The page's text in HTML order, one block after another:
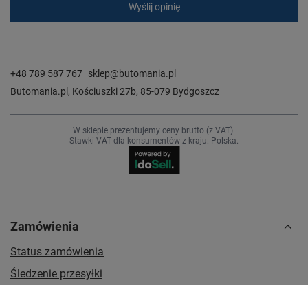
Wyślij opinię
+48 789 587 767 sklep@butomania.pl
Butomania.pl , Kościuszki 27b, 85-079 Bydgoszcz
W sklepie prezentujemy ceny brutto (z VAT).
Stawki VAT dla konsumentów z kraju: Polska.
Zamówienia
Status zamówienia
Śledzenie przesyłki